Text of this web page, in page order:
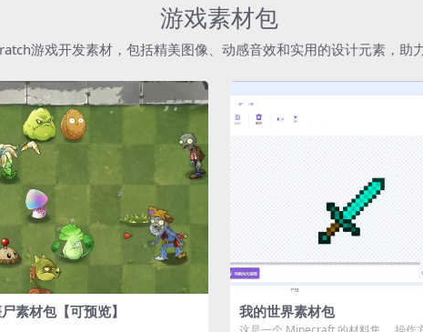
游戏素材包
游戏开发素材，包括精美图像、动感音效和实用的设计元素，助
素材包【可预览】 我的世界素材包